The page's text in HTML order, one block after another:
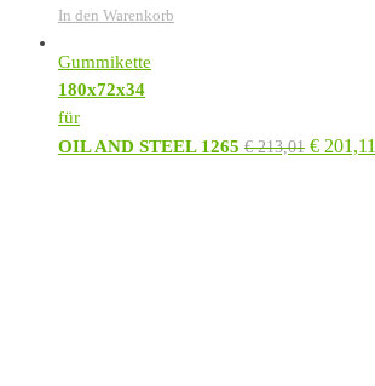
In den Warenkorb
Gummikette
180x72x34
für
OIL AND STEEL 1265 €213,01 € 201,11